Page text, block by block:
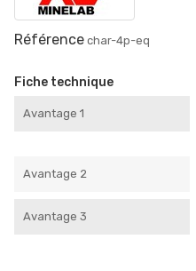
Référence char-4p-eq
Fiche technique
Avantage 1
Avantage 2
Avantage 3